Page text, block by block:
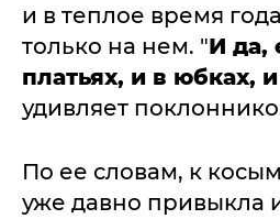
и в теплое время
только на нем. "И да,
платьях, и в юбках,
удивляет
По ее словам, к
уже давно привыкла